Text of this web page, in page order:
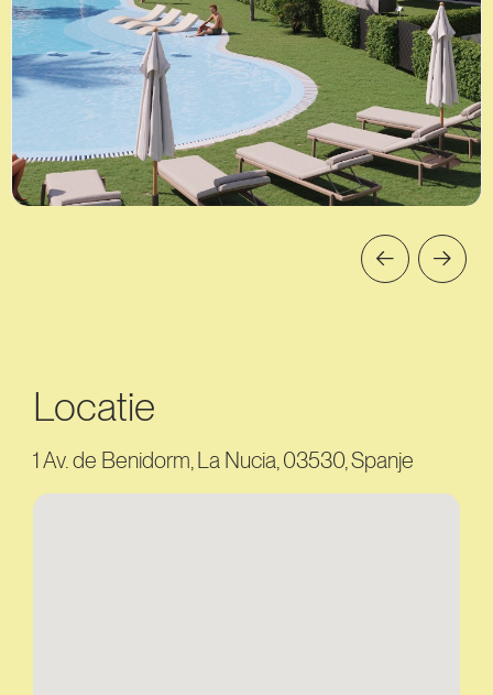
Locatie
1 Av. de Benidorm, La Nucia, 03530, Spanje